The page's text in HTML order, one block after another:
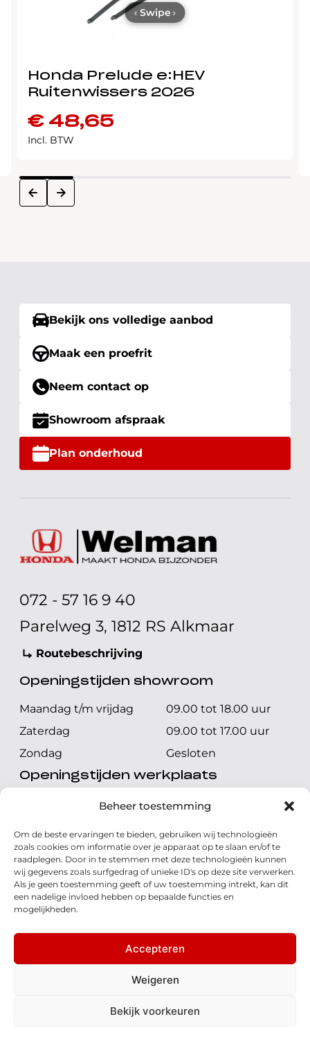
Beheer toestemming
Om de beste ervaringen te bieden, gebruiken wij technologieën
zoals cookies om informatie over je apparaat op te slaan en/of te
raadplegen. Door in te stemmen met deze technologieën kunnen
wij gegevens zoals surfgedrag of unieke ID's op deze site verwerken.
Als je geen toestemming geeft of uw toestemming intrekt, kan dit
een nadelige invloed hebben op bepaalde functies en
mogelijkheden.
Accepteren
Weigeren
Bekijk voorkeuren
Honda Prelude e:HEV
Ruitenwissers 2026
€48,65
Incl. BTW
prev next
‹ Swipe ›
Bekijk ons volledige aanbod
Maak een proefrit
Neem contact op
Showroom afspraak
Plan onderhoud
072 - 57 16 9 40
Parelweg 3, 1812 RS Alkmaar
Routebeschrijving
Openingstijden showroom
Maandag t/m vrijdag
09.00 tot 18.00 uur
Zaterdag
09.00 tot 17.00 uur
Zondag
Gesloten
Openingstijden werkplaats
Maandag t/m vrijdag
08.00 tot 17.00 uur
Zondag
Gesloten
Volg ons
© 2026 - Honda Welman
Algemene voorwaarden